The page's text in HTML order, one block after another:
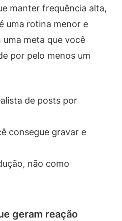
manter frequência alta,
uma rotina menor e
uma meta que você
por pelo menos um
de posts por
consegue gravar e
não como
geram reação